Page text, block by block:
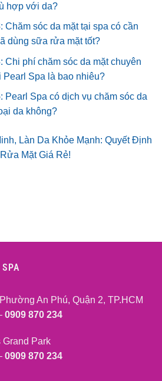
hợp với da?
Chăm sóc da mặt tại spa có cần
dùng sữa rửa mặt tốt?
Chi phí chăm sóc da mặt chuyên
Pearl Spa là bao nhiêu?
Pearl Spa có dịch vụ chăm sóc da
da không?
Làn Da Khỏe Mạnh: Quyết Định
Mặt Giá Rẻ!
An Phú, Quận 2, TP.HCM
0909 870 234
Grand Park
0909 870 234